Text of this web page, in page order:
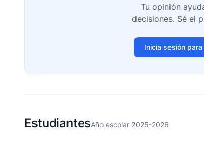
Tu opinión
decisiones. Sé el
Inicia sesión
EstudiantesAño escolar 2025-2026